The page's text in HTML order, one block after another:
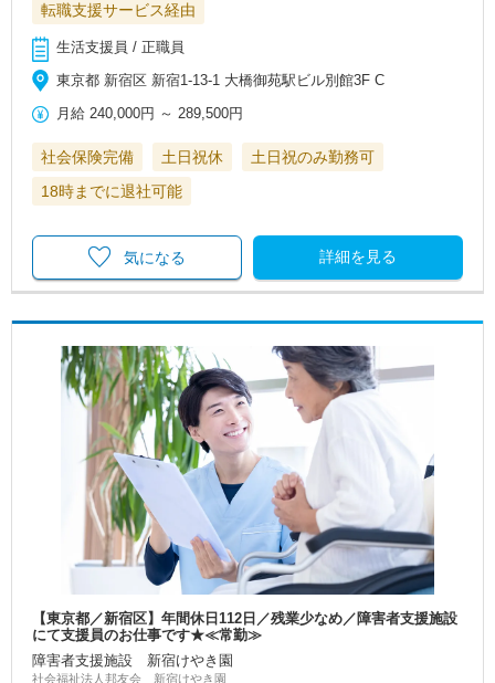
転職支援サービス経由
生活支援員 / 正職員
東京都 新宿区 新宿1-13-1 大橋御苑駅ビル別館3F C
月給 240,000円 ～289,500円
社会保険完備 土日祝休
土日祝のみ勤務可
18時までに退社可能
詳細を見る
気になる
【東京都／新宿区】年間休日112日／残業少なめ／障害者支援施設
にて支援員のお仕事です★≪常勤≫
障害者支援施設 新宿けやき園
社会福祉法人邦友会 新宿けやき園